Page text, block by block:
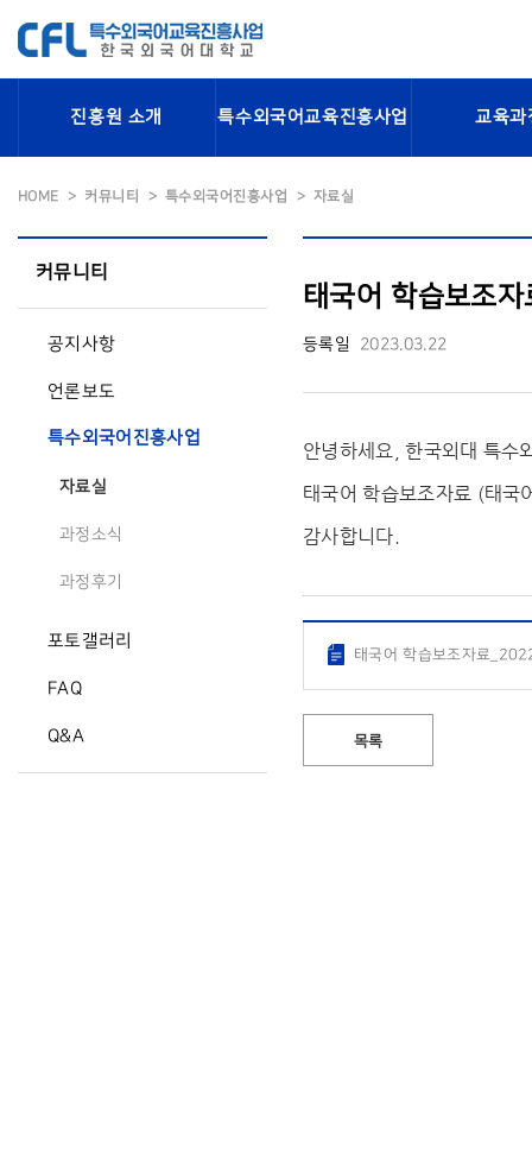
진흥원 소개 특수외국어교육진흥사업 교육과
HOME 커뮤니티 특수외국어진흥사업 자료실
커뮤니티
공지사항
언론보도
특수외국어진흥사업
자료실
과정소식
과정후기
포토갤러리
FAQ
Q&A
태국어 학습보조
등록일 2023.03.22
안녕하세요, 한국외대 특수
태국어 학습보조자료 (태
감사합니다.
태국어 학습보조자료
목록